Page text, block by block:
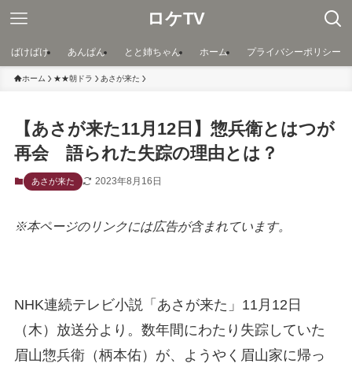
ロケTV
ばけばけ あんぱん とと姉ちゃん ホーム プライバシーポリシー
ホーム ★★朝ドラ あさが来た
【あさが来た11月12日】惣兵衛とはつが
再会 語られた失踪の理由とは？
あさが来た 2023年8月16日
※本ページのリンクには広告が含まれています。
NHK連続テレビ小説「あさが来た」11月12日
（木）放送分より。数年間にわたり失踪していた
眉山惣兵衛（柄本佑）が、ようやく眉山家に帰っ